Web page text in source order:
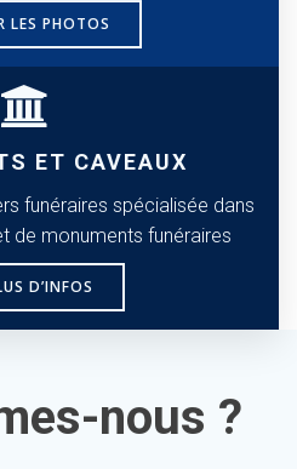
LES PHOTOS
ET CAVEAUX
funéraires spécialisée dans
de monuments funéraires
D’INFOS
nous ?